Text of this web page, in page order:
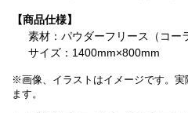
【商品仕様】
素材：パウダーフリース（コー
サイズ：1400mm×800mm
※画像、イラストはイメージです。
ます。